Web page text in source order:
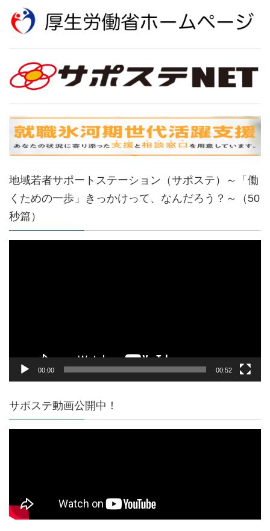
地域若者サポートステーション（サポステ）～「働
くための一歩」きっかけって、なんだろう？～（50
秒篇）
00:00 00:52
サポステ動画公開中！